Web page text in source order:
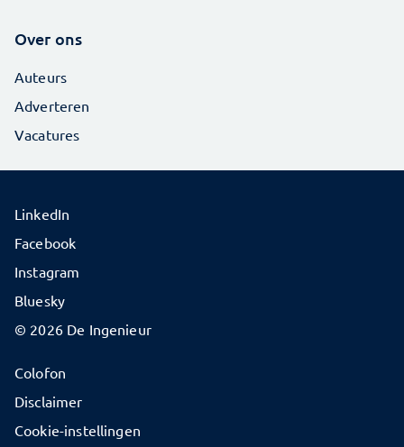
Over ons
Auteurs
Adverteren
Vacatures
© 2026 De Ingenieur
Colofon
Disclaimer
Cookie-instellingen
LinkedIn
Facebook
Instagram
Bluesky